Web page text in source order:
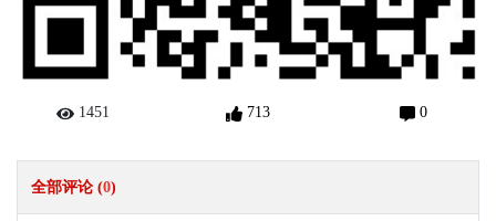
1451 713 0
全部评论 (0)